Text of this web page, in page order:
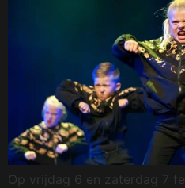
Op vrijdag 6 en zaterdag 7